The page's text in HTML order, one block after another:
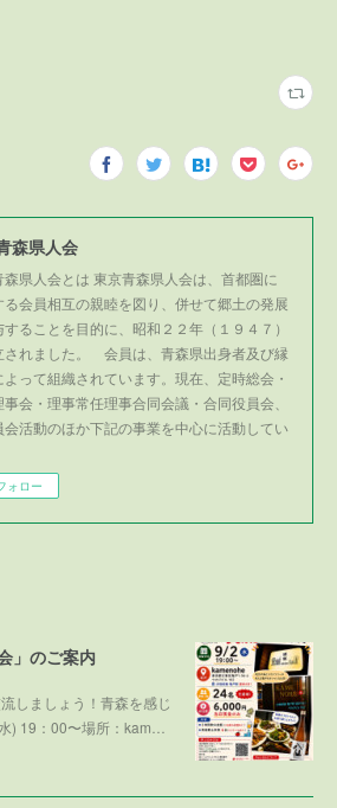
森県人会
森県人会とは 東京青森県人会は、首都圏に
る会員相互の親睦を図り、併せて郷土の発展
することを目的に、昭和２２年（１９４７）
されました。 会員は、青森県出身者及び縁
よって組織されています。現在、定時総会・
会・理事常任理事合同会議・合同役員会、
会活動のほか下記の事業を中心に活動してい
ォロー
」のご案内
しましょう！青森を感じ
) 19：00〜場所：kam…